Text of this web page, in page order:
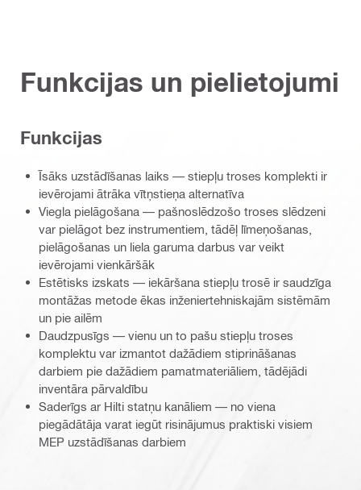
Funkcijas un pielietojumi
Funkcijas
Īsāks uzstādīšanas laiks — stiepļu troses komplekti ir
ievērojami ātrāka vītņstieņa alternatīva
Viegla pielāgošana — pašnoslēdzošo troses slēdzeni
var pielāgot bez instrumentiem, tādēļ līmeņošanas,
pielāgošanas un liela garuma darbus var veikt
ievērojami vienkāršāk
Estētisks izskats — iekāršana stiepļu trosē ir saudzīga
montāžas metode ēkas inženiertehniskajām sistēmām
un pie ailēm
Daudzpusīgs — vienu un to pašu stiepļu troses
komplektu var izmantot dažādiem stiprināšanas
darbiem pie dažādiem pamatmateriāliem, tādējādi
inventāra pārvaldību
Saderīgs ar Hilti statņu kanāliem — no viena
piegādātāja varat iegūt risinājumus praktiski visiem
MEP uzstādīšanas darbiem